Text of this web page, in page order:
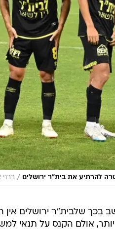
להרתיע את בית"ר ירושלים / ברני
בכך שלבית"ר ירושלים
אולם הקנס על תנאי